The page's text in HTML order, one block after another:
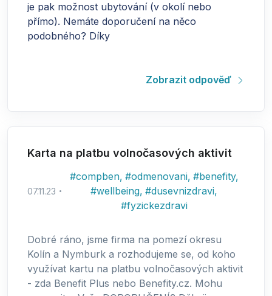
je pak možnost ubytování (v okolí nebo
přímo). Nemáte doporučení na něco
podobného? Díky
Zobrazit odpověď
Karta na platbu volnočasových aktivit
07.11.23
#compben, #odmenovani, #benefity,
#wellbeing, #dusevnizdravi,
#fyzickezdravi
Dobré ráno, jsme firma na pomezí okresu
Kolín a Nymburk a rozhodujeme se, od koho
využívat kartu na platbu volnočasových aktivit
- zda Benefit Plus nebo Benefity.cz. Mohu